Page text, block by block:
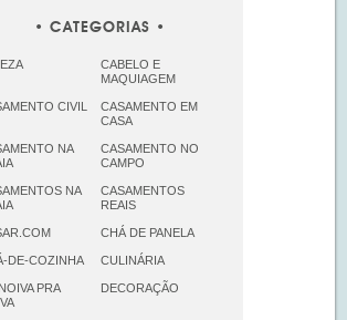
CATEGORIAS
CABELO E
MAQUIAGEM
CIVIL
CASAMENTO EM
CASA
NA
CASAMENTO NO
CAMPO
NA
CASAMENTOS
REAIS
CHÁ DE PANELA
DE-COZINHA CULINÁRIA
PRA
DECORAÇÃO